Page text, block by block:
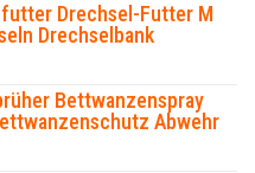
Drechsel-Futter M
Drechselbank
Bettwanzenspray
Abwehr